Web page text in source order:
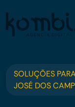
SOLUÇÕES
JOSÉ DOS